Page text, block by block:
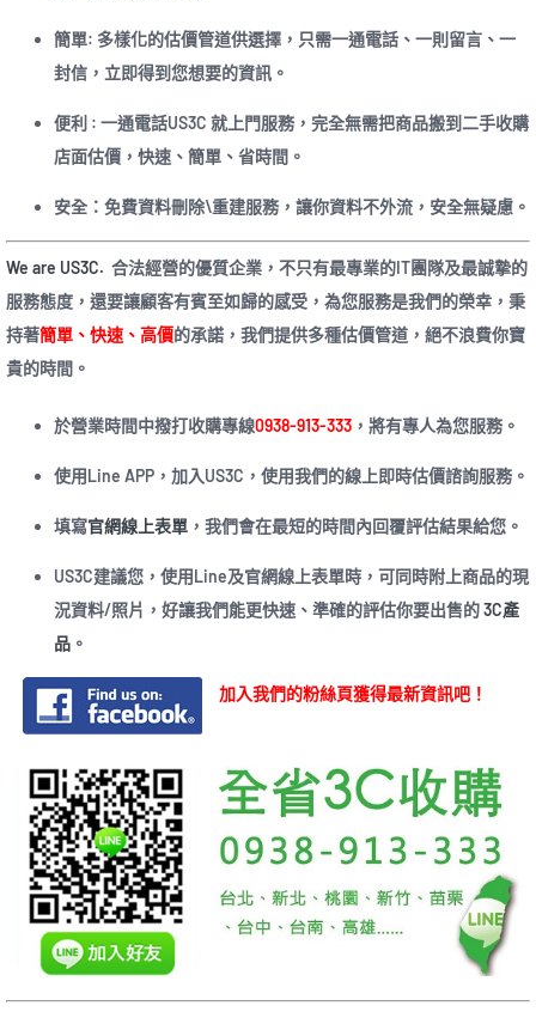
簡單: 多樣化的估價管道供選擇，只需一通電話、一則留言、一
封信，立即得到您想要的資訊。
便利 : 一通電話US3C 就上門服務，完全無需把商品搬到二手收購
店面估價，快速、簡單、省時間。
安全：免費資料刪除\重建服務，讓你資料不外流，安全無疑慮。
We are US3C. 合法經營的優質企業，不只有最專業的IT團隊及最誠摯的
服務態度，還要讓顧客有賓至如歸的感受，為您服務是我們的榮幸，秉
持著簡單、快速、高價的承諾，我們提供多種估價管道，絕不浪費你寶
貴的時間。
於營業時間中撥打收購專線0938-913-333，將有專人為您服務。
使用Line APP，加入US3C，使用我們的線上即時估價諮詢服務。
填寫官網線上表單，我們會在最短的時間內回覆評估結果給您。
US3C建議您，使用Line及官網線上表單時，可同時附上商品的現
況資料/照片，好讓我們能更快速、準確的評估你要出售的3C產
品。
加入我們的粉絲頁獲得最新資訊吧！